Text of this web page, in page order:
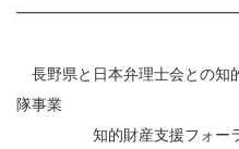
長野県と日本弁理士会との知
隊事業
知的財産支援フォーラ